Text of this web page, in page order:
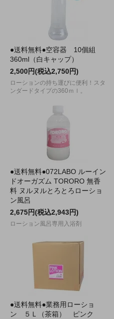
●送料無料●空容器 10個組
360ml（白キャップ）
2,500円(税込2,750円)
ローションの持ち運びに便利！スタ
ンダードタイプの360ｍｌ。
●送料無料●072LABO ルーイン
ドオーガズム TORORO 無香
料 ヌルヌルとろとろローショ
ン風呂
2,675円(税込2,943円)
ローション風呂専用入浴剤
●送料無料●業務用ローショ
ン ５Ｌ（茶箱） ピンク